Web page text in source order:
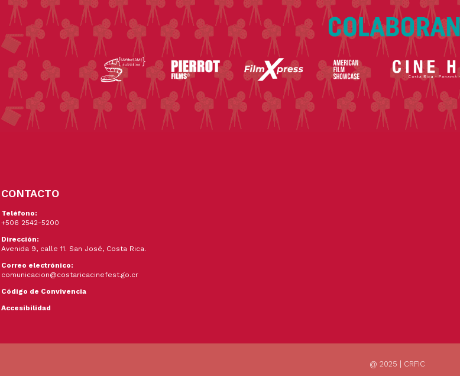
CONTACTO
Teléfono:
+506 2542-5200
Dirección:
Avenida 9, calle 11. San José, Costa Rica.
Correo electrónico:
comunicacion@costaricacinefest.go.cr
Código de Convivencia
Accesibilidad
@ 2025 | CRFIC